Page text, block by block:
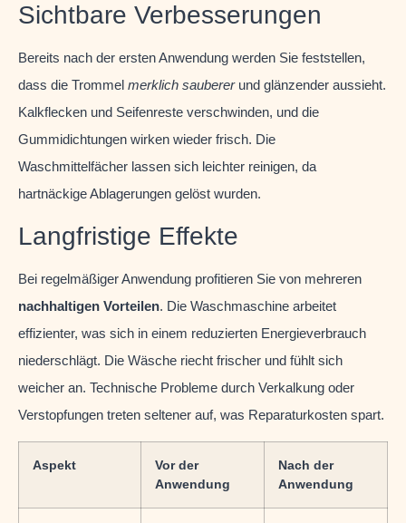
Sichtbare Verbesserungen
Bereits nach der ersten Anwendung werden Sie feststellen,
dass die Trommel merklich saubererund glänzender aussieht.
Kalkflecken und Seifenreste verschwinden, und die
Gummidichtungen wirken wieder frisch. Die
Waschmittelfächer lassen sich leichter reinigen, da
hartnäckige Ablagerungen gelöst wurden.
Langfristige Effekte
Bei regelmäßiger Anwendung profitieren Sie von mehreren
nachhaltigen Vorteilen. Die Waschmaschine arbeitet
effizienter, was sich in einem reduzierten Energieverbrauch
niederschlägt. Die Wäsche riecht frischer und fühlt sich
weicher an. Technische Probleme durch Verkalkung oder
Verstopfungen treten seltener auf, was Reparaturkosten spart.
Aspekt
Vor der
Anwendung
Nach der
Anwendung